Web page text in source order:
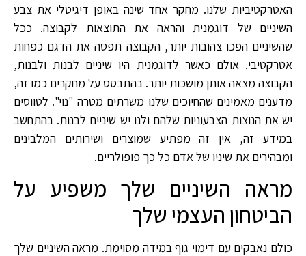
האטרקטיביות שלנו. מחקר אחד שינה באופן דיגיטלי את צבע
השיניים של דוגמנית והראה את התוצאות לקבוצה. ככל
שהשיניים הפכו צהובות יותר, הקבוצה תפסה את הדגם כפחות
אטרקטיבי. אולם כאשר לדוגמנית היו שיניים לבנות ולבנות,
הקבוצה מצאה אותן מושכות יותר. בהתבסס על מחקרים כמו זה,
מדענים מאמינים שהחיוכים שלנו משרתים מטרה "נוי". לטווסים
יש את הנוצות הצבעוניות שלהם ולנו יש שיניים לבנות. בהתחשב
במידע זה, אין זה מפתיע שמוצרים ושירותים המלבינים
ומבהירים את שיניו של אדם כל כך פופולריים.
מראה השיניים שלך משפיע על
הביטחון העצמי שלך
כולם נאבקים עם דימוי גוף במידה מסוימת. מראה השיניים שלך